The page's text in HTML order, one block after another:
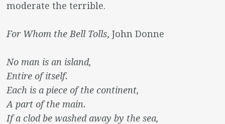
moderate the terrible.
For Whom the Bell Tolls, John Donne
No man is an island,
Entire of itself.
Each is a piece of the continent,
A part of the main.
If a clod be washed away by the sea,